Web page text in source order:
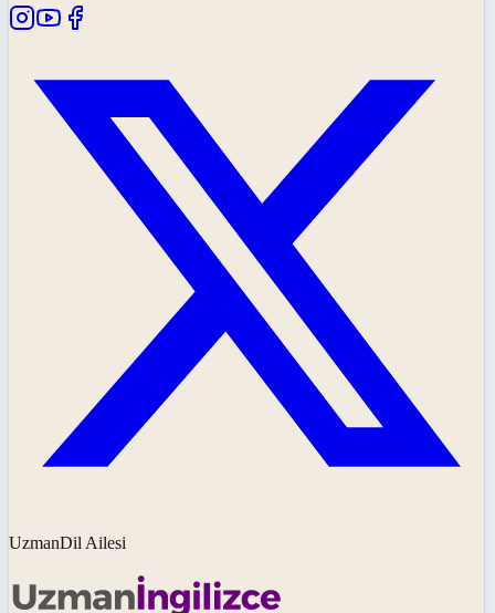
UzmanDil Ailesi